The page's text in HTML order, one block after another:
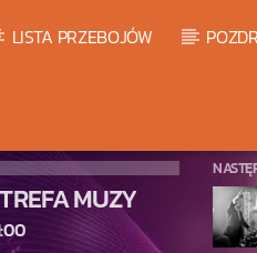
LISTA PRZEBOJÓW
MUZY